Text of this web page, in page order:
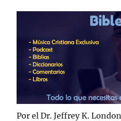
Por el Dr. Jeffrey K. London